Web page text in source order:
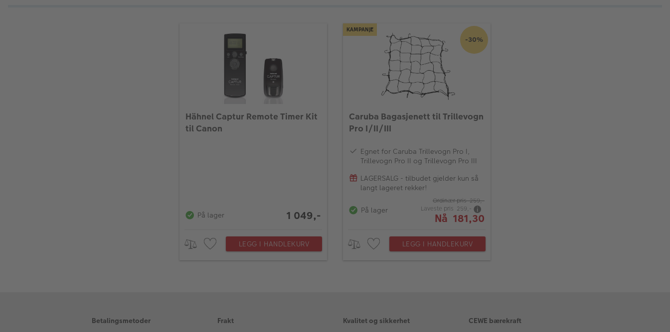
Hähnel Captur Remote Timer Kit
til Canon
På lager 1 049,-
LEGG I HANDLEKURV
KAMPANJE
-30%
Caruba Bagasjenett til Trillevogn
Pro I/II/III
Egnet for Caruba Trillevogn Pro I,
Trillevogn Pro II og Trillevogn Pro III
LAGERSALG - tilbudet gjelder kun så
langt lageret rekker!
På lager
Ordinær pris 259,-
Laveste pris 259,-
Nå 181,30
LEGG I HANDLEKURV
Betalingsmetoder Frakt Kvalitet og sikkerhet CEWE bærekraft